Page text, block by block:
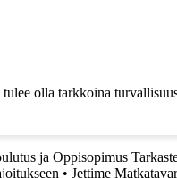
olla tarkkoina
ja Oppisopimus
• Jettime